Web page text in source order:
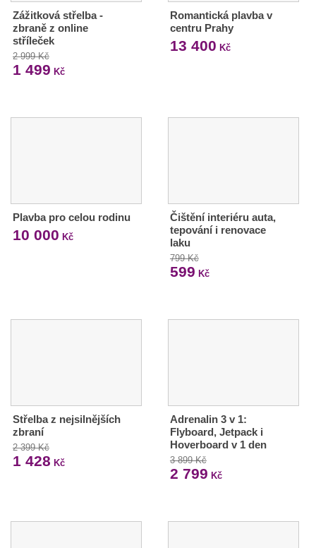
Zážitková střelba -
zbraně z online
stříleček
2 999 Kč
1 499 Kč
Romantická plavba v
centru Prahy
13 400 Kč
Plavba pro celou rodinu
10 000 Kč
Čištění interiéru auta,
tepování i renovace
laku
799 Kč
599 Kč
Střelba z nejsilnějších
zbraní
2 399 Kč
1 428 Kč
Adrenalin 3 v 1:
Flyboard, Jetpack i
Hoverboard v 1 den
3 899 Kč
2 799 Kč